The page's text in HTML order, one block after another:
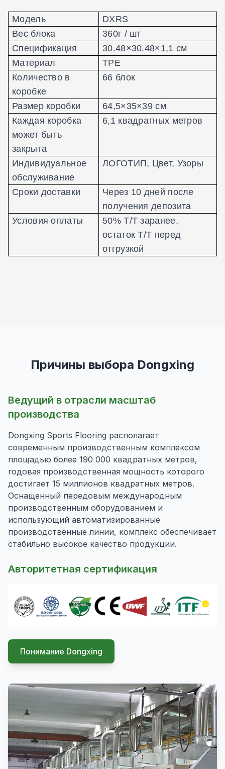
Модель
DXRS
Вес блока
360г / шт
Спецификация
30.48×30.48× 1,1 см
Материал
TPE
Количество в
коробке
66 блок
Размер коробки 64,5×35×39 см
Каждая коробка
может быть
закрыта
6,1 квадратных метров
Индивидуальное
обслуживание
ЛОГОТИП, Цвет, Узоры
Сроки доставки
Через 10 дней после
получения депозита
Условия оплаты
50% T/T заранее,
остаток T/T перед
отгрузкой
Причины выбора Dongxing
Ведущий в отрасли масштаб
производства
Dongxing Sports Flooring располагает
современным производственным комплексом
площадью более 190 000 квадратных метров,
годовая производственная мощность которого
достигает 15 миллионов квадратных метров.
Оснащенный передовым международным
производственным оборудованием и
использующий автоматизированные
производственные линии, комплекс обеспечивает
стабильно высокое качество продукции.
Авторитетная сертификация
Понимание Dongxing